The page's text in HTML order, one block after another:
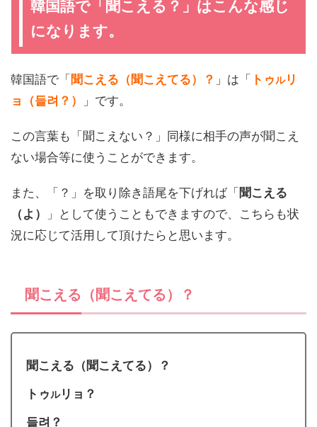
韓国語で「聞こえる？」はこんな感じ
になります。
韓国語で「 聞こえる（聞こえてる）？ 」は「 トゥルリ
ョ（들려？）
」です。
この言葉も「聞こえない？」同様に相手の声が聞こえ
ない場合等に使うことができます。
また、「？」を取り除き語尾を下げれば「 聞こえる
（よ）
」として使うこともできますので、こちらも状
況に応じて活用して頂けたらと思います。
聞こえる（聞こえてる）？
聞こえる（聞こえてる）？
トゥルリョ？
들려？